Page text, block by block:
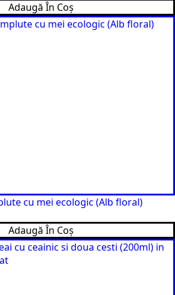
Adaugă În Coș
cu mei ecologic (Alb floral)
Adaugă În Coș